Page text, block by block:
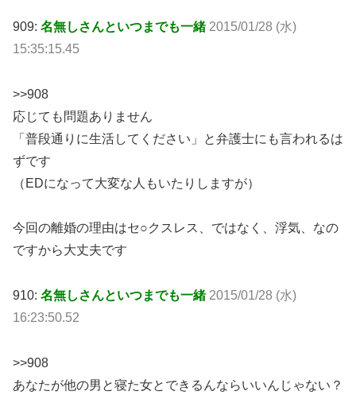
909: 名無しさんといつまでも一緒 2015/01/28 (水)
15:35:15.45
>>908
応じても問題ありません
「普段通りに生活してください」と弁護士にも言われるは
ずです
（EDになって大変な人もいたりしますが）
今回の離婚の理由はセ○クスレス、ではなく、浮気、なの
ですから大丈夫です
910: 名無しさんといつまでも一緒 2015/01/28 (水)
16:23:50.52
>>908
あなたが他の男と寝た女とできるんならいいんじゃない？